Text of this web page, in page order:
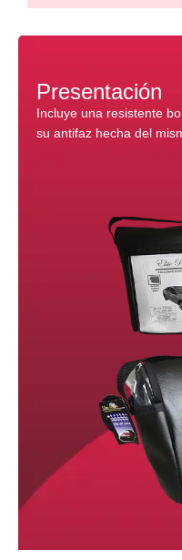
Presentación
Incluye una resistente
su antifaz hecha del